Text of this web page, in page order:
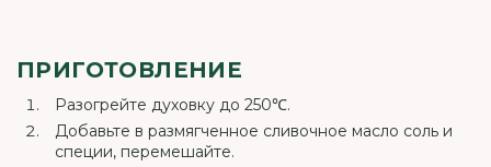
ПРИГОТОВЛЕНИЕ
Разогрейте духовку до 250℃.
Добавьте в размягченное сливочное масло соль и
специи, перемешайте.